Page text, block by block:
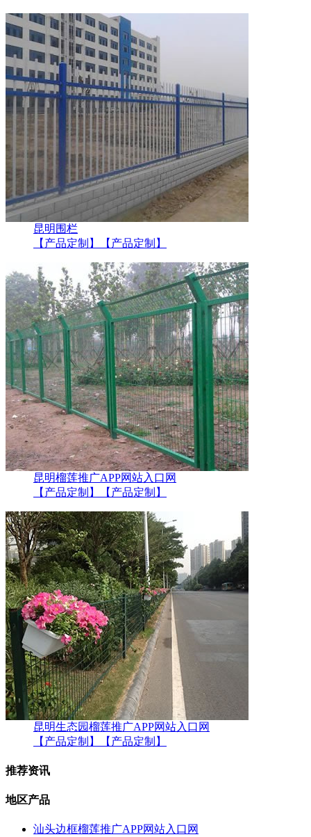
昆明围栏
【产品定制】
【产品定制】
昆明榴莲推广APP网站入口网
【产品定制】
【产品定制】
昆明生态园榴莲推广APP网站入口网
【产品定制】
【产品定制】
推荐资讯
地区产品
汕头边框榴莲推广APP网站入口网